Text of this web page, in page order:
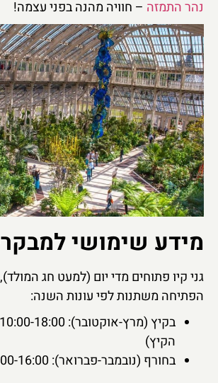
נהר התמזה – חוויה מהנה בפני עצמה!
מידע שימושי
גני קיו פתוחים מדי יום (למעט חג
הפתיחה משתנות לפי עונות השנה:
הקיץ)
בחורף (נובמבר-פברואר): 10:00-16:00